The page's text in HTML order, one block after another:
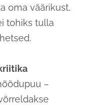
oma väärikust,
tohiks tulla
–